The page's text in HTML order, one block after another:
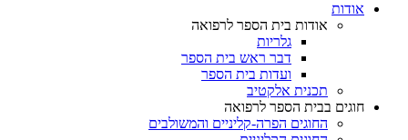
אודות
אודות בית הספר לרפואה
גלריות
דבר ראש בית הספר
ועדות בית הספר
תכנית אלקטיב
חוגים בבית הספר לרפואה
החוגים הפרה-קליניים והמשולבים